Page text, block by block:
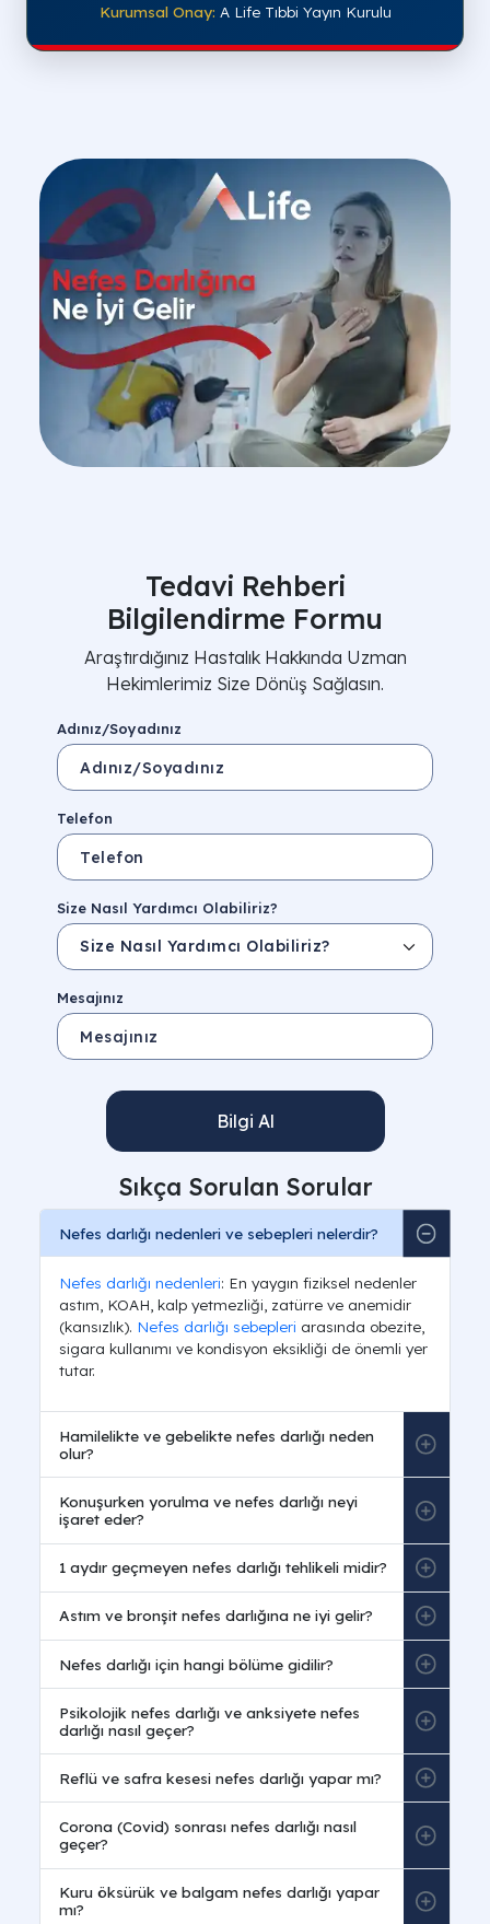
Kurumsal Onay: A Life Tıbbi Yayın Kurulu
Tedavi Rehberi
Bilgilendirme Formu
Araştırdığınız Hastalık Hakkında Uzman
Hekimlerimiz Size Dönüş Sağlasın.
Adınız/Soyadınız
Telefon
Size Nasıl Yardımcı Olabiliriz?
Mesajınız
Bilgi Al